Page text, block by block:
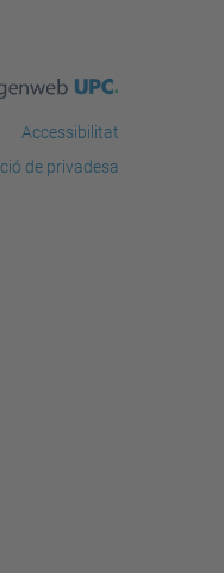
Accessibilitat
de privadesa